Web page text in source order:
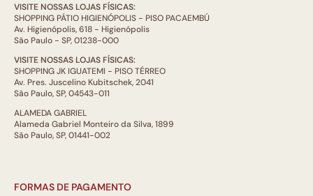
VISITE NOSSAS LOJAS FÍSICAS:
SHOPPING PÁTIO HIGIENÓPOLIS - PISO PACAEMBÚ
Av. Higienópolis, 618 - Higienópolis
São Paulo - SP, 01238-000
VISITE NOSSAS LOJAS FÍSICAS:
SHOPPING JK IGUATEMI - PISO TÉRREO
Av. Pres. Juscelino Kubitschek, 2041
São Paulo, SP, 04543-011
ALAMEDA GABRIEL
Alameda Gabriel Monteiro da Silva, 1899
São Paulo, SP, 01441-002
FORMAS DE PAGAMENTO